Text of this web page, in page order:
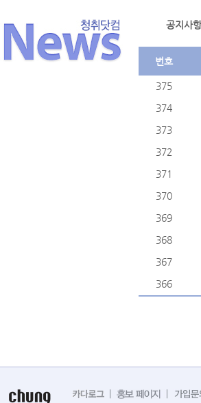
공지사항
번호
375
374
373
372
371
370
369
368
367
366